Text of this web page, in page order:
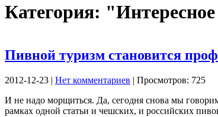
Категория:
Пивной туризм становится
2012-12-23 | Нет комментариев | Просмотров: 725
И не надо морщиться. Да, сегодня снова мы
рамках одной статьи и чешских, и российских